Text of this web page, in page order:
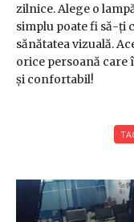
zilnice. Alege o
simplu poate fi să-ți
sănătatea vizuală.
orice persoană care
și confortabil!